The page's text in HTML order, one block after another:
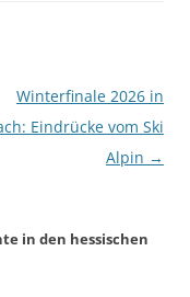
Winterfinale 2026 in
Eindrücke vom Ski
Alpin →
in den hessischen